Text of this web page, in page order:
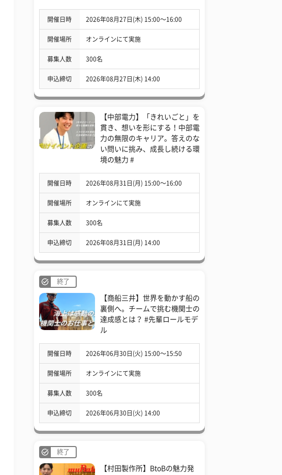
開催日時 2026年08月27日(木) 15:00〜16:00
開催場所 オンラインにて実施
募集人数 300名
申込締切 2026年08月27日(木) 14:00
【中部電力】「きれいごと」を
貫き、想いを形にする！中部電
力の無限のキャリア。答えのな
い問いに挑み、成長し続ける環
境の魅力 #
開催日時 2026年08月31日(月) 15:00〜16:00
開催場所 オンラインにて実施
募集人数 300名
申込締切 2026年08月31日(月) 14:00
終了
【商船三井】世界を動かす船の
裏側へ。チームで挑む機関士の
達成感とは？ #先輩ロールモデ
ル
開催日時 2026年06月30日(火) 15:00〜15:50
開催場所 オンラインにて実施
募集人数 300名
申込締切 2026年06月30日(火) 14:00
終了
【村田製作所】BtoBの魅力発